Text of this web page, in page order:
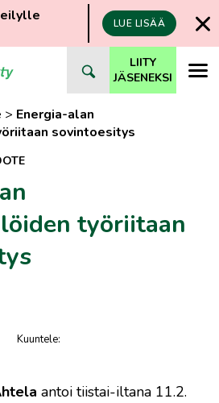
LUE LISÄÄ
LIITY
JÄSENEKSI
> Energia-alan
sovintoesitys
työriitaan
Kuuntele:
antoi tiistai-iltana 11.2.